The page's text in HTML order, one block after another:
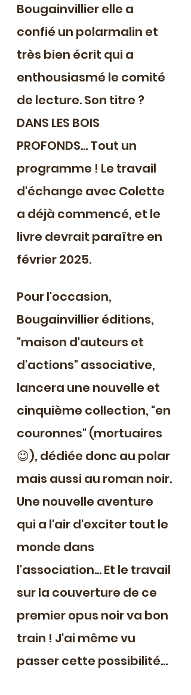
Bougainvillier elle a
confié un polarmalin et
très bien écrit qui a
enthousiasmé le comité
de lecture. Son titre ?
DANS LES BOIS
PROFONDS... Tout un
programme ! Le travail
d'échange avec Colette
a déjà commencé, et le
livre devrait paraître en
février 2025.
Pour l'occasion,
Bougainvillier éditions,
"maison d'auteurs et
d'actions" associative,
lancera une nouvelle et
cinquième collection, "en
couronnes" (mortuaires
😉), dédiée donc au polar
mais aussi au roman noir.
Une nouvelle aventure
qui a l'air d'exciter tout le
monde dans
l'association... Et le travail
sur la couverture de ce
premier opus noir va bon
train ! J'ai même vu
passer cette possibilité...